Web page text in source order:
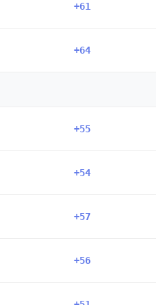
+61
+64
+55
+54
+57
+56